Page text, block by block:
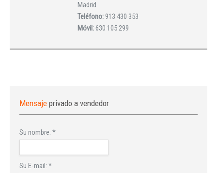
Madrid
Teléfono:913 430 353
Móvil:630 105 299
Mensaje privado a vendedor
Su nombre: *
Su E-mail: *